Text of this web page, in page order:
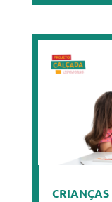
CRIANÇAS